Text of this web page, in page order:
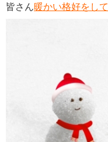
皆さん暖かい格好をして